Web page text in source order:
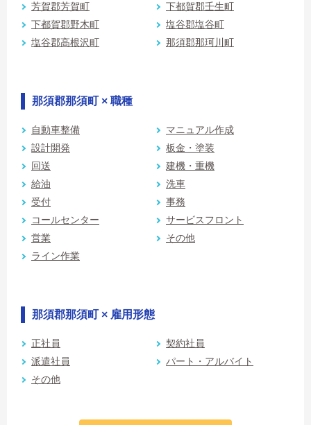
芳賀郡芳賀町
下都賀郡壬生町
下都賀郡野木町
塩谷郡塩谷町
塩谷郡高根沢町
那須郡那珂川町
那須郡那須町 × 職種
自動車整備
マニュアル作成
設計開発
板金・塗装
回送
建機・重機
給油
洗車
受付
事務
コールセンター
サービスフロント
営業
その他
ライン作業
那須郡那須町 × 雇用形態
正社員
契約社員
派遣社員
パート・アルバイト
その他